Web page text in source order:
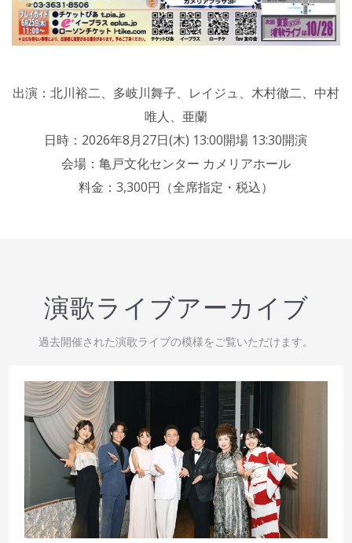
出演：北川裕二、多岐川舞子、レイジュ、木村徹二、中村
唯人、亜蘭
日時：2026年8月27日(木) 13:00開場 13:30開演
会場：亀戸文化センター カメリアホール
料金：3,300円（全席指定・税込）
演歌ライブアーカイブ
過去開催された演歌ライブの模様をご覧いただけます。